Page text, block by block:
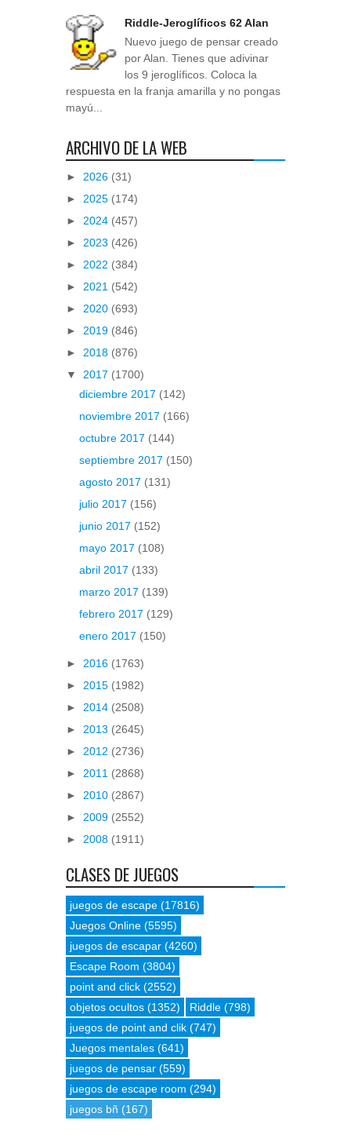
Riddle-Jeroglíficos 62 Alan
Nuevo juego de pensar creado
por Alan. Tienes que adivinar
los 9 jeroglíficos. Coloca la
respuesta en la franja amarilla y no pongas
mayú...
ARCHIVO DE LA WEB
► 2026 (31)
► 2025 (174)
► 2024 (457)
► 2023 (426)
► 2022 (384)
► 2021 (542)
► 2020 (693)
► 2019 (846)
► 2018 (876)
▼ 2017 (1700)
diciembre 2017 (142)
noviembre 2017 (166)
octubre 2017 (144)
septiembre 2017 (150)
agosto 2017 (131)
julio 2017 (156)
junio 2017 (152)
mayo 2017 (108)
abril 2017 (133)
marzo 2017 (139)
febrero 2017 (129)
enero 2017 (150)
► 2016 (1763)
► 2015 (1982)
► 2014 (2508)
► 2013 (2645)
► 2012 (2736)
► 2011 (2868)
► 2010 (2867)
► 2009 (2552)
► 2008 (1911)
CLASES DE JUEGOS
juegos de escape (17816)
Juegos Online (5595)
juegos de escapar (4260)
Escape Room (3804)
point and click (2552)
objetos ocultos (1352) Riddle (798)
juegos de point and clik (747)
Juegos mentales (641)
juegos de pensar (559)
juegos de escape room (294)
juegos bñ (167)